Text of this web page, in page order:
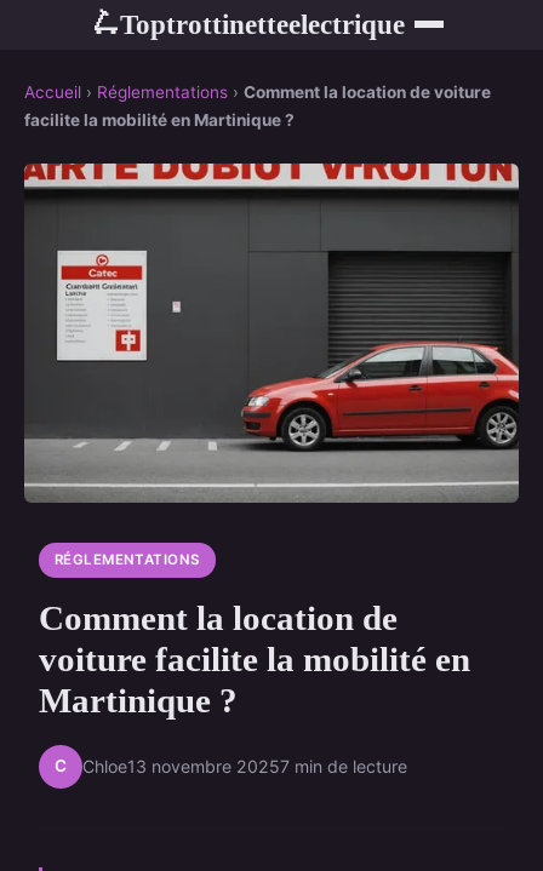
🛴Toptrottinetteelectrique
Accueil › Réglementations › Comment la location de voiture
facilite la mobilité en Martinique ?
RÉGLEMENTATIONS
Comment la location de
voiture facilite la mobilité en
Martinique ?
C Chloe13 novembre 20257 min de lecture